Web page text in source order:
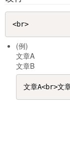
(例)
文章A
文章B